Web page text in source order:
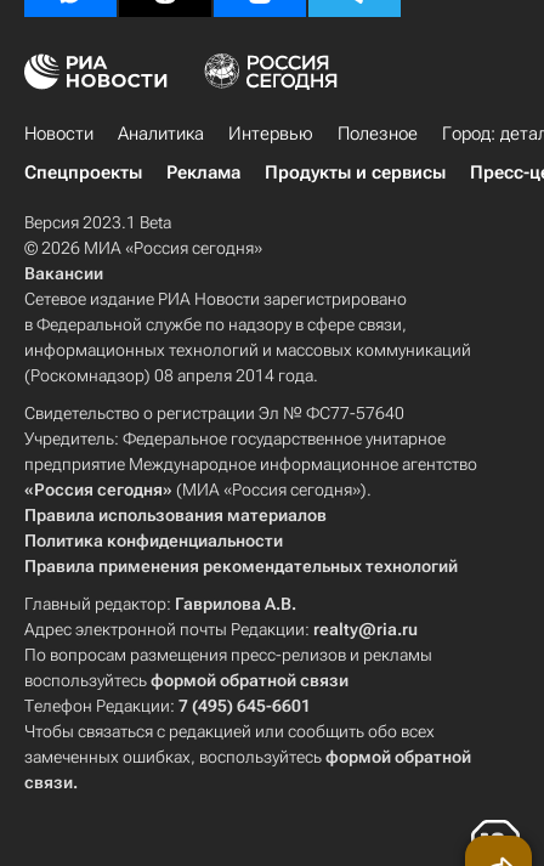
Новости Аналитика Интервью Полезное
Город:
Спецпроекты
Реклама Продукты и сервисы Пресс-
Версия 2023.1 Beta
© 2026 МИА «Россия сегодня»
Вакансии
Сетевое издание РИА Новости зарегистрировано
в Федеральной службе по надзору в сфере связи,
информационных технологий и массовых коммуникаций
(Роскомнадзор) 08 апреля 2014 года.
Свидетельство о регистрации Эл № ФС77-57640
Учредитель: Федеральное государственное унитарное
предприятие Международное информационное агентство
«Россия сегодня» (МИА «Россия сегодня»).
Правила использования материалов
Политика конфиденциальности
Правила применения рекомендательных технологий
Главный редактор: Гаврилова А.В.
Адрес электронной почты Редакции: realty@ria.ru
По вопросам размещения пресс-релизов и рекламы
воспользуйтесьформой обратной связи
Телефон Редакции: 7 (495) 645-6601
Чтобы связаться с редакцией или сообщить обо всех
замеченных ошибках, воспользуйтесьформой обратной
связи.